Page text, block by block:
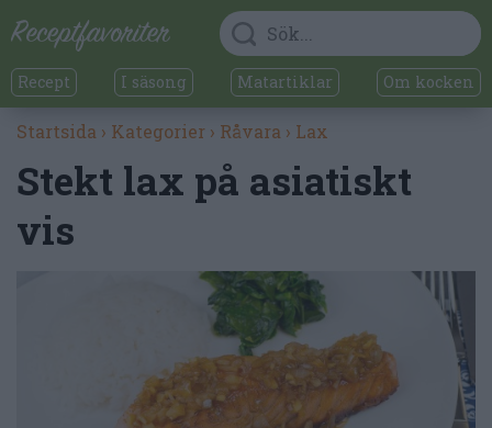
Recept I säsong Matartiklar Om kocken
Startsida › Kategorier › Råvara › Lax
Stekt lax på asiatiskt
vis